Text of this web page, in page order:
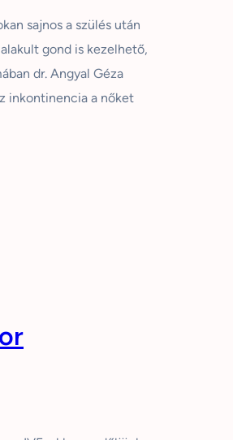
sajnos a szülés után
gond is kezelhető,
dr. Angyal Géza
inkontinencia a nőket